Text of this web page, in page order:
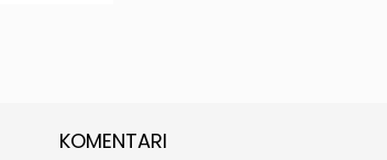
KOMENTARI